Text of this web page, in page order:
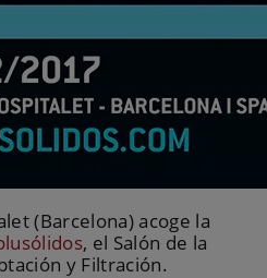
(Barcelona) acoge la
, el Salón de la
y Filtración.